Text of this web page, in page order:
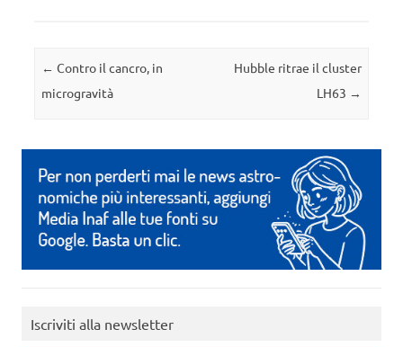
Navigazione articolo
← Contro il cancro, in
microgravità
Hubble ritrae il cluster
LH63 →
Iscriviti alla newsletter